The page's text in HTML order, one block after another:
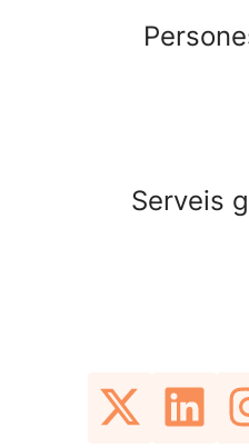
Serveis